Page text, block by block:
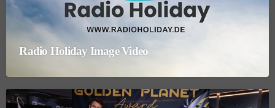
Radio Holiday Image Video